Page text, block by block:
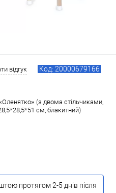
відгук Код: 20000679166
(з двома стільчиками,
см, блакитний)
протягом 2-5 днів після